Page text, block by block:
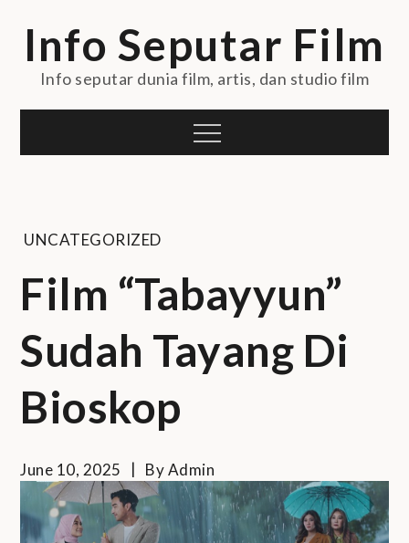
Info Seputar Film
Info seputar dunia film, artis, dan studio film
Menu
UNCATEGORIZED
Film “Tabayyun”
Sudah Tayang Di
Bioskop
June 10, 2025 ByAdmin